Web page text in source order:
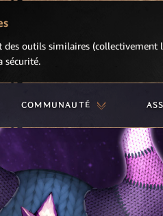
outils similaires
sécurité.
COMMUNAUTÉ